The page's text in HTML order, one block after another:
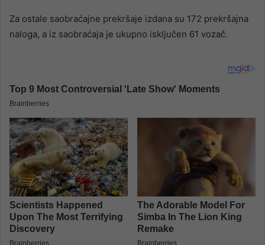
Za ostale saobraćajne prekršaje izdana su 172 prekršajna
naloga, a iz saobraćaja je ukupno isključen 61 vozač.